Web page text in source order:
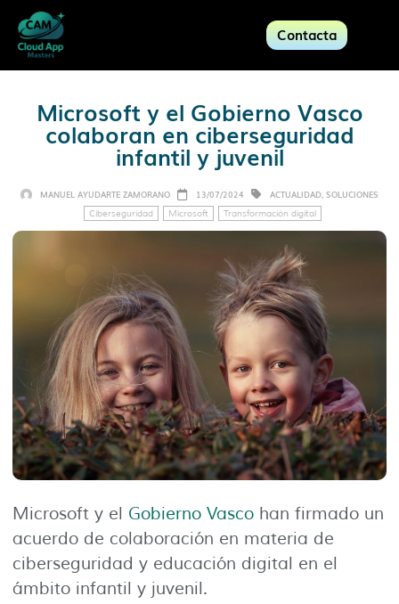
Contacta
Microsoft y el Gobierno Vasco
colaboran en ciberseguridad
infantil y juvenil
MANUEL AYUDARTE ZAMORANO 13/07/2024 ACTUALIDAD, SOLUCIONES
Ciberseguridad Microsoft Transformación digital
Microsoft y el Gobierno Vasco han firmado un
acuerdo de colaboración en materia de
ciberseguridad y educación digital en el
ámbito infantil y juvenil.